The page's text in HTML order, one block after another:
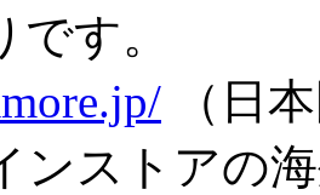
す。
（日
ンストアの